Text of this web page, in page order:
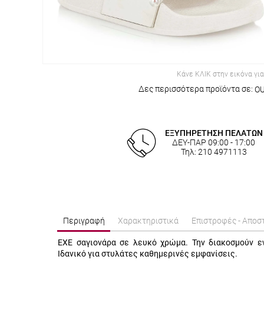
Κάνε ΚΛΙΚ στην εικόνα
Δες περισσότερα προϊόντα σε:
ΕΞΥΠΗΡΕΤΗΣΗ ΠΕΛΑΤΩΝ
ΔΕΥ-ΠΑΡ 09:00 - 17:00
Τηλ: 210 4971113
Περιγραφή Χαρακτηριστικά Επιστροφές -
EXE σαγιονάρα σε λευκό χρώμα. Την διακοσμούν
Ιδανικό για στυλάτες καθημερινές εμφανίσεις.